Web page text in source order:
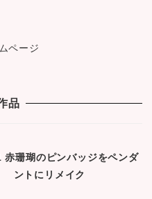
ページ
品
赤珊瑚のピンバッジをペンダ
ントにリメイク